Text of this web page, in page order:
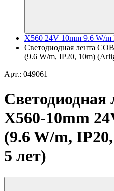
X560 24V 10mm 9.6 W/m
Светодиодная лента
(9.6 W/m, IP20, 10m)
Арт.: 049061
Светодиодная
X560-10mm
(9.6 W/m,
5 лет)